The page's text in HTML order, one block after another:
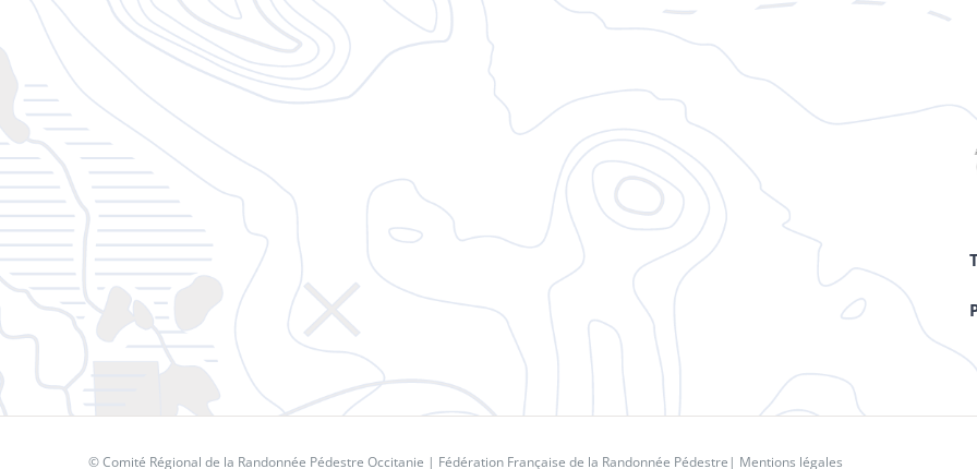
© Comité Régional de la Randonnée Pédestre Occitanie | Fédération Française de la Randonnée Pédestre | Mentions légales